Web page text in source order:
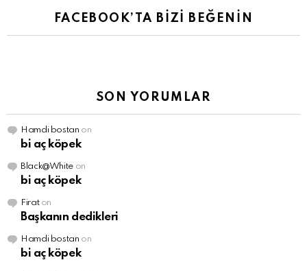
FACEBOOK’TA BİZİ BEĞENİN
SON YORUMLAR
Hamdi bostan on
bi aç köpek
Black@White on
bi aç köpek
Firaton
Başkanın dedikleri
Hamdi bostan on
bi aç köpek